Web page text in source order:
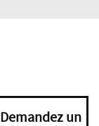
Demandez un